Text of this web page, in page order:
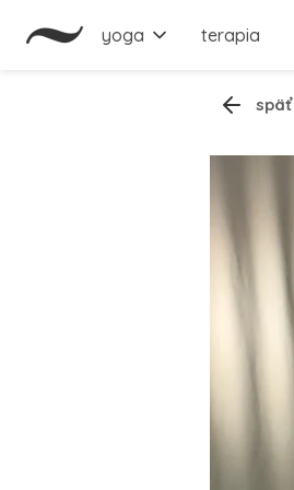
yoga terapia
späť